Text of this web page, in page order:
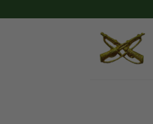
to